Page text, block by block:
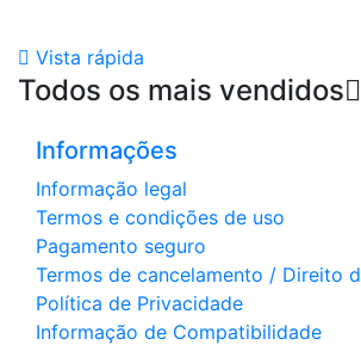
 Vista rápida
Todos os mais vendidos
Informações
Informação legal
Termos e condições de uso
Pagamento seguro
Termos de cancelamento / Direito
Política de Privacidade
Informação de Compatibilidade